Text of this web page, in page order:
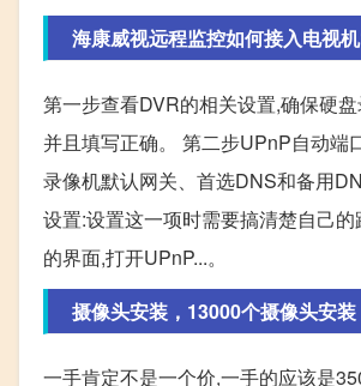
海康威视远程监控如何接入电视
第一步查看DVR的相关设置,确保硬
并且填写正确。 第二步UPnP自动端
录像机默认网关、首选DNS和备用
设置:设置这一项时需要搞清楚自己
的界面,打开UPnP...。
摄像头安装，13000个摄像头安
一手肯定不是一个价,一手的应该是